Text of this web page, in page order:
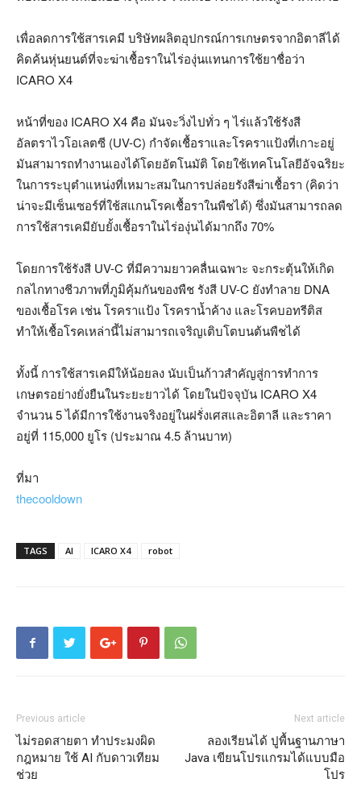
เพื่อลดการใช้สารเคมี บริษัทผลิตอุปกรณ์การเกษตรจากอิตาลีได้
คิดค้นหุ่นยนต์ที่จะฆ่าเชื้อราในไร่องุ่นแทนการใช้ยาชื่อว่า
ICARO X4
หน้าที่ของ ICARO X4 คือ มันจะวิ่งไปทั่ว ๆ ไร่แล้วใช้รังสี
อัลตราไวโอเลตซี (UV-C) กำจัดเชื้อราและโรคราแป้งที่เกาะอยู่
มันสามารถทำงานเองได้โดยอัตโนมัติ โดยใช้เทคโนโลยีอัจฉริยะ
ในการระบุตำแหน่งที่เหมาะสมในการปล่อยรังสีฆ่าเชื้อรา (คิดว่า
น่าจะมีเซ็นเซอร์ที่ใช้สแกนโรคเชื้อราในพืชได้) ซึ่งมันสามารถลด
การใช้สารเคมียับยั้งเชื้อราในไร่องุ่นได้มากถึง 70%
โดยการใช้รังสี UV-C ที่มีความยาวคลื่นเฉพาะ จะกระตุ้นให้เกิด
กลไกทางชีวภาพที่ภูมิคุ้มกันของพืช รังสี UV-C ยังทำลาย DNA
ของเชื้อโรค เช่น โรคราแป้ง โรคราน้ำค้าง และโรคบอทรีติส
ทำให้เชื้อโรคเหล่านี้ไม่สามารถเจริญเติบโตบนต้นพืชได้
ทั้งนี้ การใช้สารเคมีให้น้อยลง นับเป็นก้าวสำคัญสู่การทำการ
เกษตรอย่างยั่งยืนในระยะยาวได้ โดยในปัจจุบัน ICARO X4
จำนวน 5 ได้มีการใช้งานจริงอยู่ในฝรั่งเศสและอิตาลี และราคา
อยู่ที่ 115,000 ยูโร (ประมาณ 4.5 ล้านบาท)
ที่มา
thecooldown
TAGS AI ICARO X4 robot
Previous article
ไม่รอดสายตา ทำประมงผิด
กฎหมาย ใช้ AI กับดาวเทียม
ช่วย
Next article
ลองเรียนได้ ปูพื้นฐานภาษา
Java เขียนโปรแกรมได้แบบมือ
โปร